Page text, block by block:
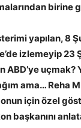
birine
yapılan, 8
izlemeyip 23
ABD’ye uçmak?
ama… Reha
için özel
başkanını